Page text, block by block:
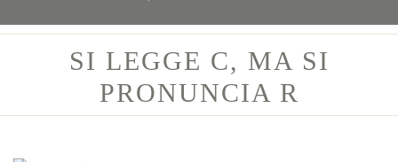
SI LEGGE C, MA SI
PRONUNCIA R